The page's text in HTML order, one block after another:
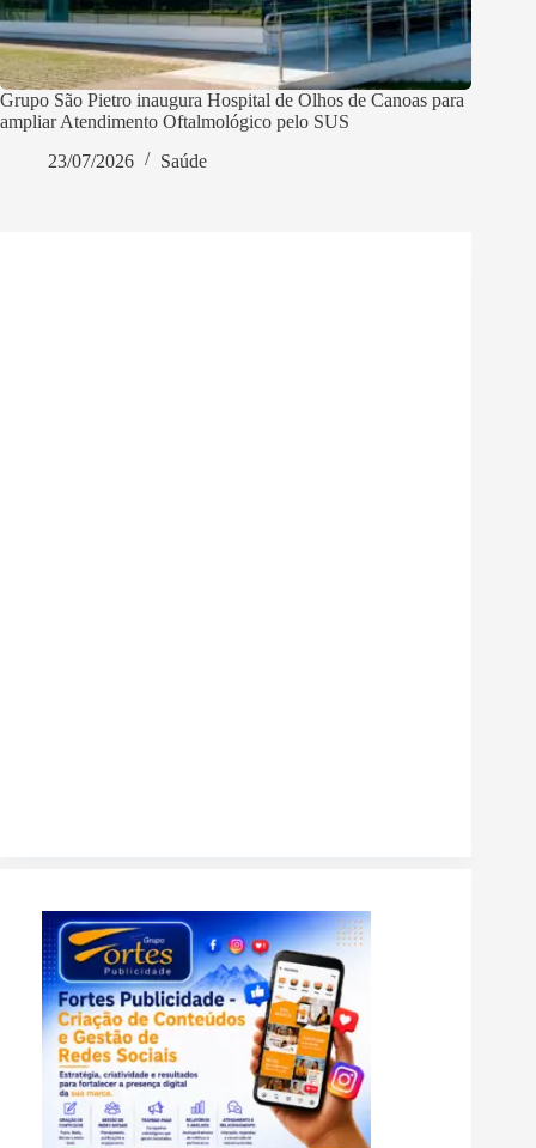
Grupo São Pietro inaugura Hospital de Olhos de Canoas para
ampliar Atendimento Oftalmológico pelo SUS
23/07/2026
Saúde